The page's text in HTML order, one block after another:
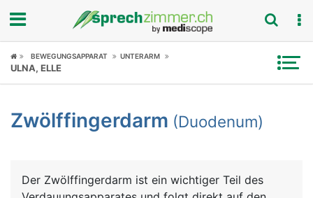
Fokus
Symptome
News
BEWEGUNGSAPPARAT UNTERARM
ULNA, ELLE
Zwölffingerdarm (Duodenum)
Der Zwölffingerdarm ist ein wichtiger Teil des